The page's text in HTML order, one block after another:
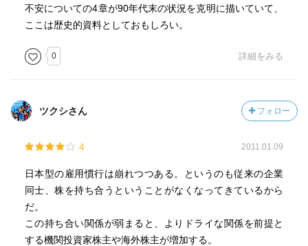
不安についての4章が90年代末の状況を克明に描いていて、
ここは歴史的資料としておもしろい。
0 詳細をみる
ツクシさん フォロー
4 2011.01.09
日本型の雇用慣行は崩れつつある。というのも従来の企業
同士、株を持ち合うということがなくなってきているから
だ。
この持ち合い関係が弱まると、よりドライな関係を前提と
する機関投資家株主や海外株主が増加する。